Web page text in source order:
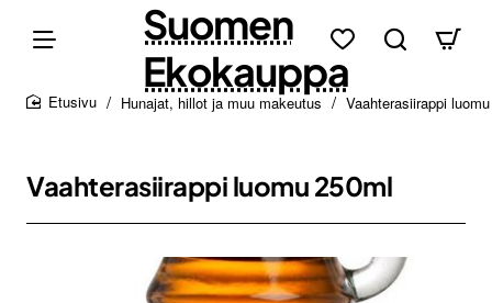
Suomen
Ekokauppa
Hunajat, hillot ja muu makeutus Vaahterasiirappi
Vaahterasiirappi luomu 250ml